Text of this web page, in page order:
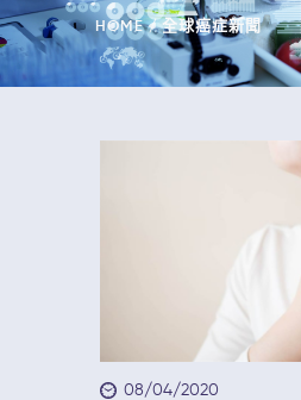
HOME 全球癌症新聞
08/04/2020